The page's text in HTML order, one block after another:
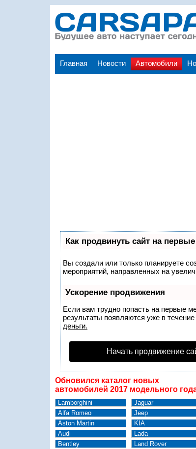
Главная Новости Автомобили
Как продвинуть сайт на
Вы создали или только планируете
мероприятий, направленных на
Ускорение продвижения
Если вам трудно попасть на первые
результаты появляются уже в
деньги.
Начать продвижение
Обновился каталог новых
автомобилей 2017 модельного
Lamborghini
Alfa Romeo
Aston Martin
Audi
Bentley
Jaguar
Jeep
KIA
Lada
Land Rover